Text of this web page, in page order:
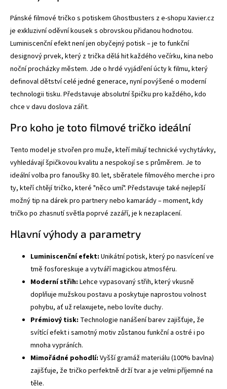
Pánské filmové tričko s potiskem Ghostbusters z e-shopu Xavier.cz
je exkluzivní oděvní kousek s obrovskou přidanou hodnotou.
Luminiscenční efekt není jen obyčejný potisk – je to funkční
designový prvek, který z trička dělá hit každého večírku, kina nebo
noční procházky městem. Jde o hrdé vyjádření úcty k filmu, který
definoval dětství celé jedné generace, nyní povýšené o moderní
technologii tisku. Představuje absolutní špičku pro každého, kdo
chce v davu doslova zářit.
Pro koho je toto filmové tričko ideální
Tento model je stvořen pro muže, kteří milují technické vychytávky,
vyhledávají špičkovou kvalitu a nespokojí se s průměrem. Je to
ideální volba pro fanoušky 80. let, sběratele filmového merche i pro
ty, kteří chtějí tričko, které "něco umí". Představuje také nejlepší
možný tip na dárek pro partnery nebo kamarády – moment, kdy
tričko po zhasnutí světla poprvé zazáří, je k nezaplacení.
Hlavní výhody a parametry
Luminiscenční efekt: Unikátní potisk, který po nasvícení ve
tmě fosforeskuje a vytváří magickou atmosféru.
Moderní střih: Lehce vypasovaný střih, který vkusně
doplňuje mužskou postavu a poskytuje naprostou volnost
pohybu, ať už relaxujete, nebo lovíte duchy.
Prémiový tisk: Technologie nanášení barev zajišťuje, že
svítící efekt i samotný motiv zůstanou funkční a ostré i po
mnoha vypráních.
Mimořádné pohodlí: Vyšší gramáž materiálu (100% bavlna)
zajišťuje, že tričko perfektně drží tvar a je velmi příjemné na
těle.